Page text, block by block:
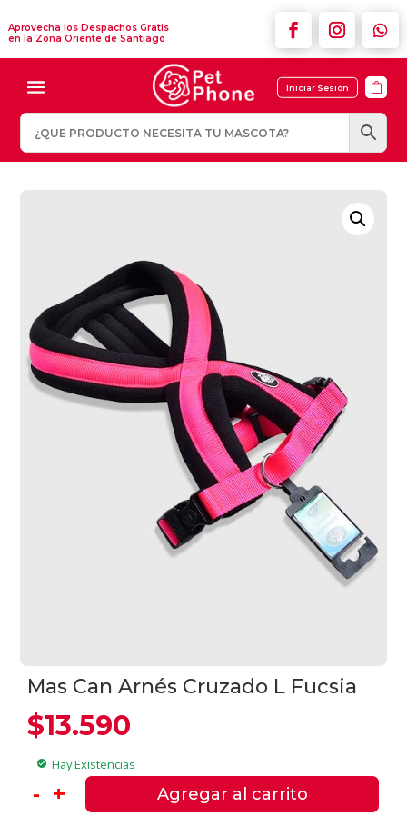
Aprovecha los Despachos Gratis
en la Zona Oriente de Santiago
Iniciar Sesión 
Mas Can Arnés Cruzado L Fucsia
$13.590
check_circle Hay Existencias
- + Agregar al carrito